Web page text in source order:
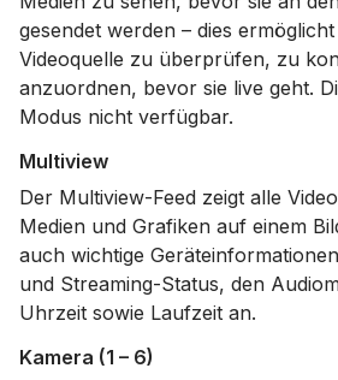
gesendet werden – dies
Videoquelle zu überprüfen, zu
anzuordnen, bevor sie live geht.
Modus nicht verfügbar.
Multiview
Der Multiview-Feed zeigt alle
Medien und Grafiken auf einem
auch wichtige
und Streaming-Status, den
Uhrzeit sowie Laufzeit an.
Kamera (1 – 6)